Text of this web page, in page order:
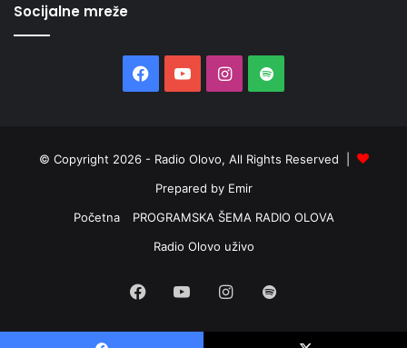
Socijalne mreže
Facebook
YouTubeInstagram
Spotify
© Copyright 2026 - Radio Olovo, All Rights Reserved |
Prepared by Emir
Početna
PROGRAMSKA ŠEMA RADIO OLOVA
Radio Olovo uživo
Facebook
YouTubeInstagram
Spotify